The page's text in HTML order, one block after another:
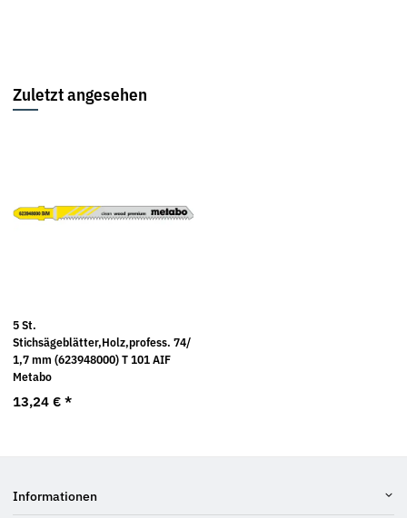
Zuletzt angesehen
5 St.
Stichsägeblätter,Holz,profess. 74/
1,7 mm (623948000) T 101 AIF
Metabo
13,24 € *
Informationen